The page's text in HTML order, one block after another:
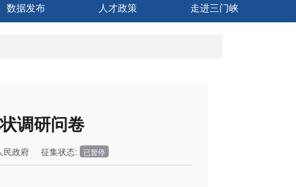
数据发布 人才政策 走进三门峡